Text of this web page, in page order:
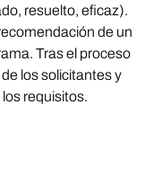
resuelto, eficaz).
de un
Tras el proceso
los solicitantes y
requisitos.